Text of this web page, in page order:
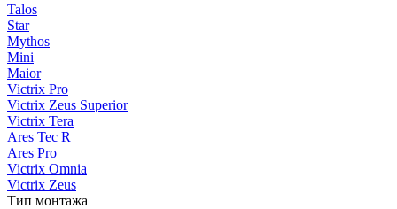
Talos
Star
Mythos
Mini
Maior
Victrix Pro
Victrix Zeus Superior
Victrix Tera
Ares Tec R
Ares Pro
Victrix Omnia
Victrix Zeus
Тип монтажа